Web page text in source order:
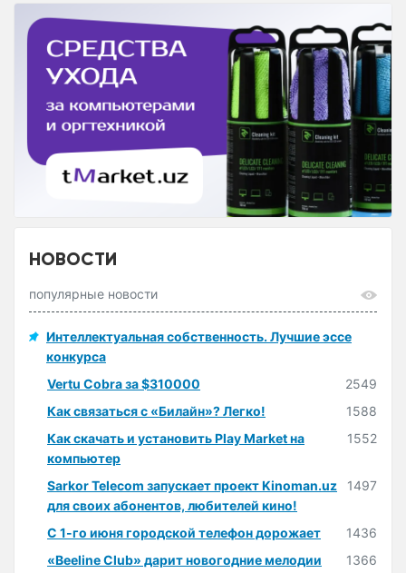
НОВОСТИ
популярные новости
Интеллектуальная собственность. Лучшие эссе
конкурса
Vertu Cobra за $310000
2549
Как связаться с «Билайн»? Легко!
1588
Как скачать и установить Play Market на
компьютер
1552
Sarkor Telecom запускает проект Kinoman.uz
для своих абонентов, любителей кино!
1497
С 1-го июня городской телефон дорожает
1436
«Beeline Club» дарит новогодние мелодии
1366